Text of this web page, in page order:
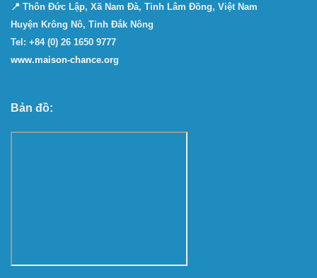
📍 Thôn Đức Lập, Xã Nam Đà, Tỉnh Lâm Đồng, Việt Nam
Huyện Krông Nô, Tỉnh Đắk Nông
Tel: +84 (0) 26 1650 9777
www.maison-chance.org
Bản đồ: